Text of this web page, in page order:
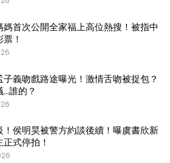
媽首次公開全家福上高位熱搜！被指中
！
子義吻戲路途曝光！激情舌吻被捉包？
誰的？
！侯明昊被警方約談後續！曝虞書欣新
式停拍！